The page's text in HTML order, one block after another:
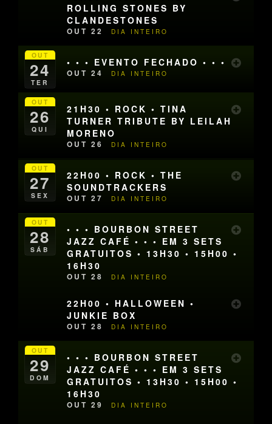
ROLLING STONES BY
CLANDESTONES
OUT 22 DIA INTEIRO
OUT
24
TER
• • • EVENTO FECHADO • • •
OUT 24 DIA INTEIRO
OUT
26
QUI
21H30 • ROCK • TINA
TURNER TRIBUTE BY LEILAH
MORENO
OUT 26 DIA INTEIRO
OUT
27
SEX
22H00 • ROCK • THE
SOUNDTRACKERS
OUT 27 DIA INTEIRO
OUT
28
SÁB
• • • BOURBON STREET
JAZZ CAFÉ • • • EM 3 SETS
GRATUITOS • 13H30 • 15H00 •
16H30
OUT 28 DIA INTEIRO
22H00 • HALLOWEEN •
JUNKIE BOX
OUT 28 DIA INTEIRO
OUT
29
DOM
• • • BOURBON STREET
JAZZ CAFÉ • • • EM 3 SETS
GRATUITOS • 13H30 • 15H00 •
16H30
OUT 29 DIA INTEIRO